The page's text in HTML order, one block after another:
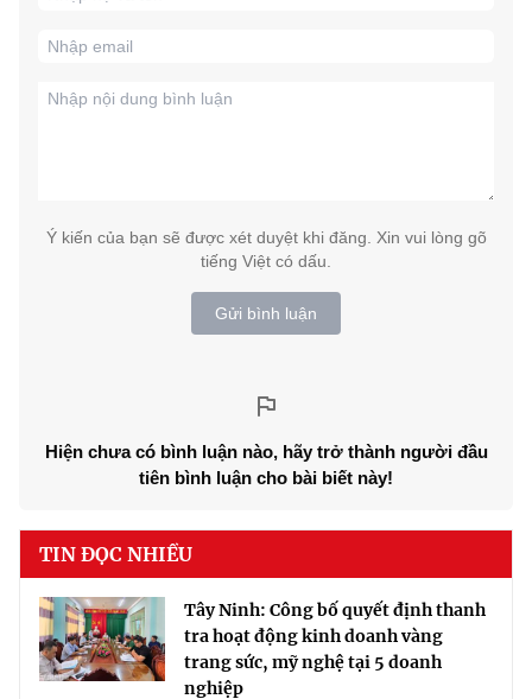
Ý kiến của bạn sẽ được xét duyệt khi đăng. Xin vui lòng gõ
tiếng Việt có dấu.
Gửi bình luận
Hiện chưa có bình luận nào, hãy trở thành người đầu
tiên bình luận cho bài biết này!
TIN ĐỌC NHIỀU
Tây Ninh: Công bố quyết định thanh
tra hoạt động kinh doanh vàng
trang sức, mỹ nghệ tại 5 doanh
nghiệp